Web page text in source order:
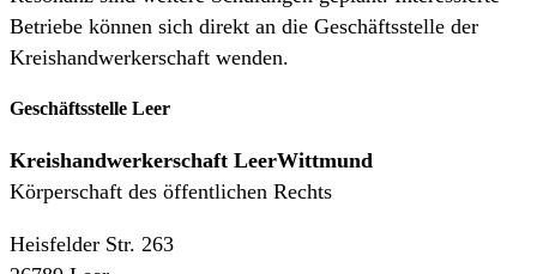
Betriebe können sich direkt an die Geschäftsstelle der
Kreishandwerkerschaft wenden.
Geschäftsstelle Leer
Kreishandwerkerschaft LeerWittmund
Körperschaft des öffentlichen Rechts
Heisfelder Str. 263